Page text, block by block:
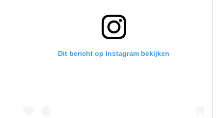
Dit bericht op Instagram bekijken